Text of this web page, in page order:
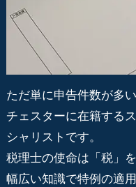
ただ単に申告件数が多
チェスターに在籍する
シャリストです。
税理士の使命は「税」
幅広い知識で特例の適